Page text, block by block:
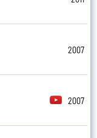
2007
2007